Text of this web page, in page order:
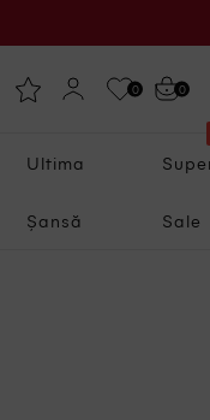
0 0
Ultima
Șansă Sale